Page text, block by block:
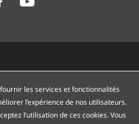
les services et fonctionnalités
l’expérience de nos utilisateurs.
l’utilisation de ces cookies. Vous